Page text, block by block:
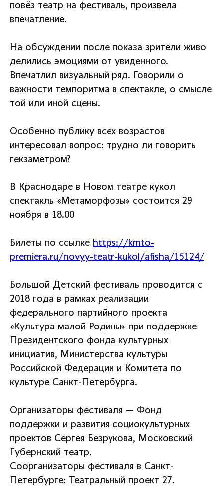
повёз театр на фестиваль, произвела
впечатление.
На обсуждении после показа зрители живо
делились эмоциями от увиденного.
Впечатлил визуальный ряд. Говорили о
важности темпоритма в спектакле, о смысле
той или иной сцены.
Особенно публику всех возрастов
интересовал вопрос: трудно ли говорить
гекзаметром?
В Краснодаре в Новом театре кукол
спектакль «Метаморфозы» состоится 29
ноября в 18.00
Билеты по ссылке https://kmto-
premiera.ru/novyy-teatr-kukol/afisha/15124/
Большой Детский фестиваль проводится с
2018 года в рамках реализации
федерального партийного проекта
«Культура малой Родины» при поддержке
Президентского фонда культурных
инициатив, Министерства культуры
Российской Федерации и Комитета по
культуре Санкт-Петербурга.
Организаторы фестиваля — Фонд
поддержки и развития социокультурных
проектов Сергея Безрукова, Московский
Губернский театр.
Соорганизаторы фестиваля в Санкт-
Петербурге: Театральный проект 27.